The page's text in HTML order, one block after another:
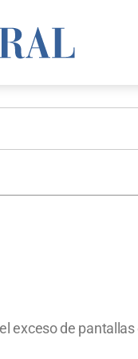
exceso de pantallas